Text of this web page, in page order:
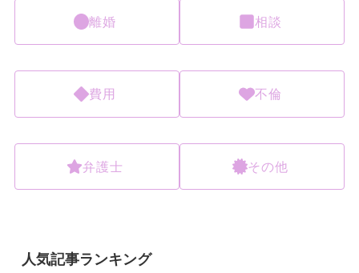
離婚 相談
費用 不倫
弁護士 その他
人気記事ランキング